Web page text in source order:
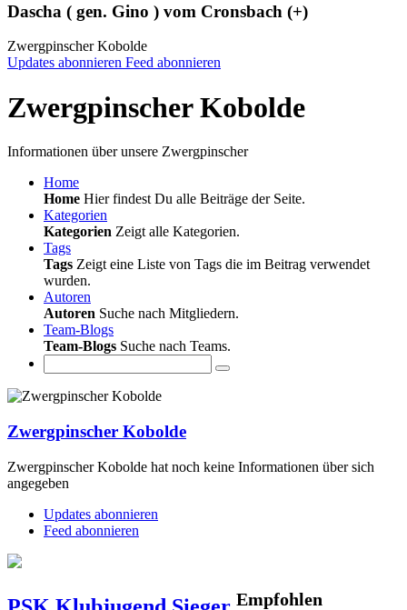
Dascha ( gen. Gino ) vom Cronsbach (+)
Zwergpinscher Kobolde
Updates abonnieren Feed abonnieren
Zwergpinscher Kobolde
Informationen über unsere Zwergpinscher
Home
Home Hier findest Du alle Beiträge der Seite.
Kategorien
Kategorien Zeigt alle Kategorien.
Tags
Tags Zeigt eine Liste von Tags die im Beitrag verwendet
wurden.
Autoren
Autoren Suche nach Mitgliedern.
Team-Blogs
Team-Blogs Suche nach Teams.
Zwergpinscher Kobolde
Zwergpinscher Kobolde hat noch keine Informationen über sich
angegeben
Updates abonnieren
Feed abonnieren
Empfohlen